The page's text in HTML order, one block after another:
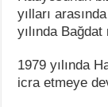
yılları
yılında
1979 yılında
icra etmeye